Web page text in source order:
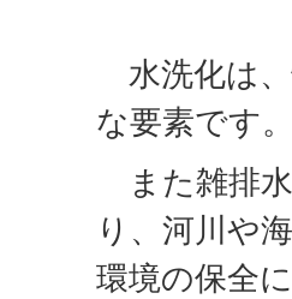
水洗化は
な要素です。
また雑排
り、河川や
環境の保全